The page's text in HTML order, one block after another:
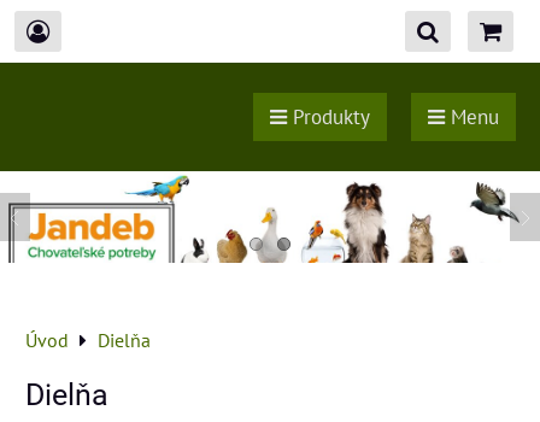
Produkty Menu
Úvod Dielňa
Dielňa